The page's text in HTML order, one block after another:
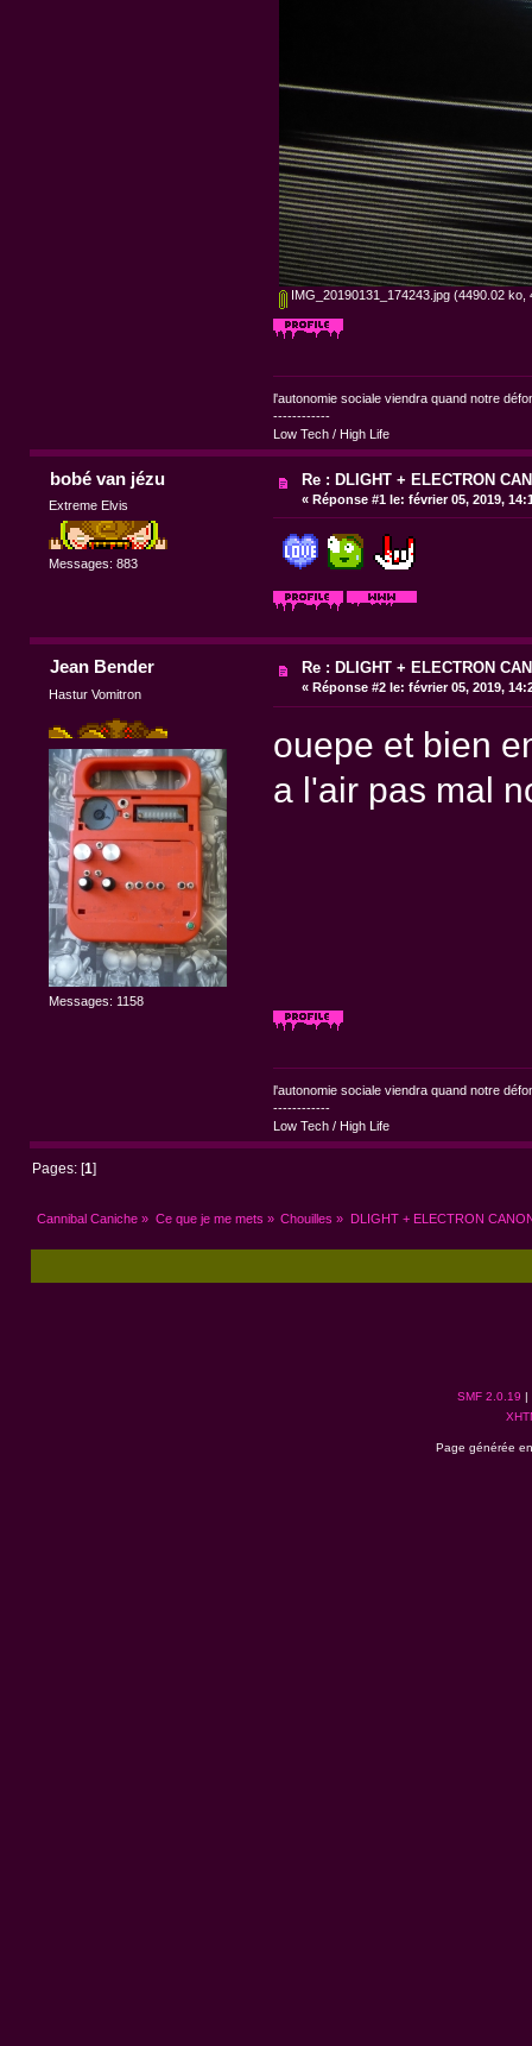
IMG_20190131_174243.jpg (4490.02 ko,
l'autonomie sociale viendra quand notre
------------
Low Tech / High Life
bobé van jézu
Extreme Elvis
Messages: 883
Re : DLIGHT + ELECTRON
«Réponse #1 le: février 05, 2019,
Jean Bender
Hastur Vomitron
Messages: 1158
Re : DLIGHT + ELECTRON
« Réponse #2 le: février 05, 2019,
ouepe et bien
a l'air pas mal
l'autonomie sociale viendra quand notre
------------
Low Tech / High Life
Pages: [1
Cannibal Caniche » Ce que je me mets » Chouilles » DLIGHT + ELECTRON
SMF 2.0.19 |
Page générée